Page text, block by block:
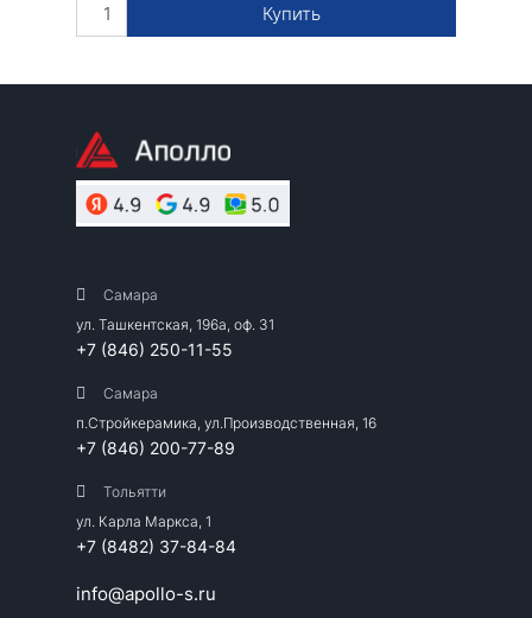
Купить
Самара
ул. Ташкентская, 196а, оф. 31
+7 (846) 250-11-55
Самара
п.Стройкерамика, ул.Производственная, 16
+7 (846) 200-77-89
Тольятти
ул. Карла Маркса, 1
+7 (8482) 37-84-84
info@apollo-s.ru